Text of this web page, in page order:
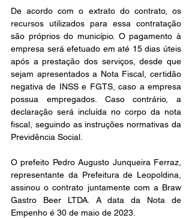
De acordo com o extrato do contrato, os
recursos utilizados para essa contratação
são próprios do município. O pagamento à
empresa será efetuado em até 15 dias úteis
após a prestação dos serviços, desde que
sejam apresentados a Nota Fiscal, certidão
negativa de INSS e FGTS, caso a empresa
possua empregados. Caso contrário, a
declaração será incluída no corpo da nota
fiscal, seguindo as instruções normativas da
Previdência Social.
O prefeito Pedro Augusto Junqueira Ferraz,
representante da Prefeitura de Leopoldina,
assinou o contrato juntamente com a Braw
Gastro Beer LTDA. A data da Nota de
Empenho é 30 de maio de 2023.